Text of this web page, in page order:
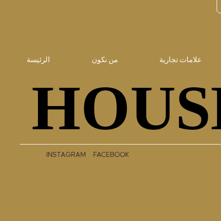
الرئيسة من نكون علامات تجارية
INSTAGRAM FACEBOOK